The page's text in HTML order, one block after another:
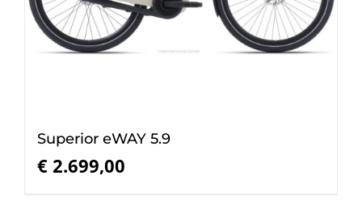
Superior eWAY 5.9
€ 2.699,00